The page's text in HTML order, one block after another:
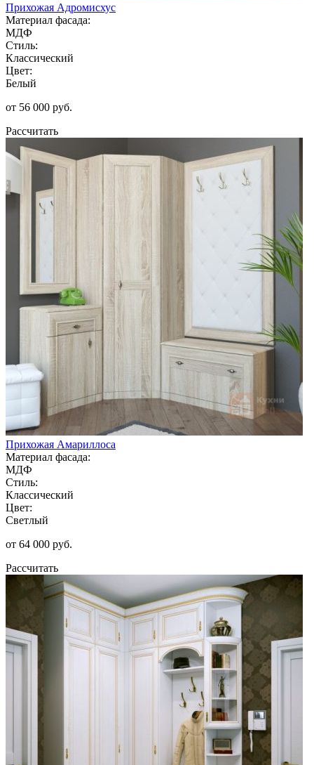
Прихожая Адромисхус
Материал фасада:
МДФ
Стиль:
Классический
Цвет:
Белый
от 56 000 руб.
Рассчитать
Прихожая Амариллоса
Материал фасада:
МДФ
Стиль:
Классический
Цвет:
Светлый
от 64 000 руб.
Рассчитать